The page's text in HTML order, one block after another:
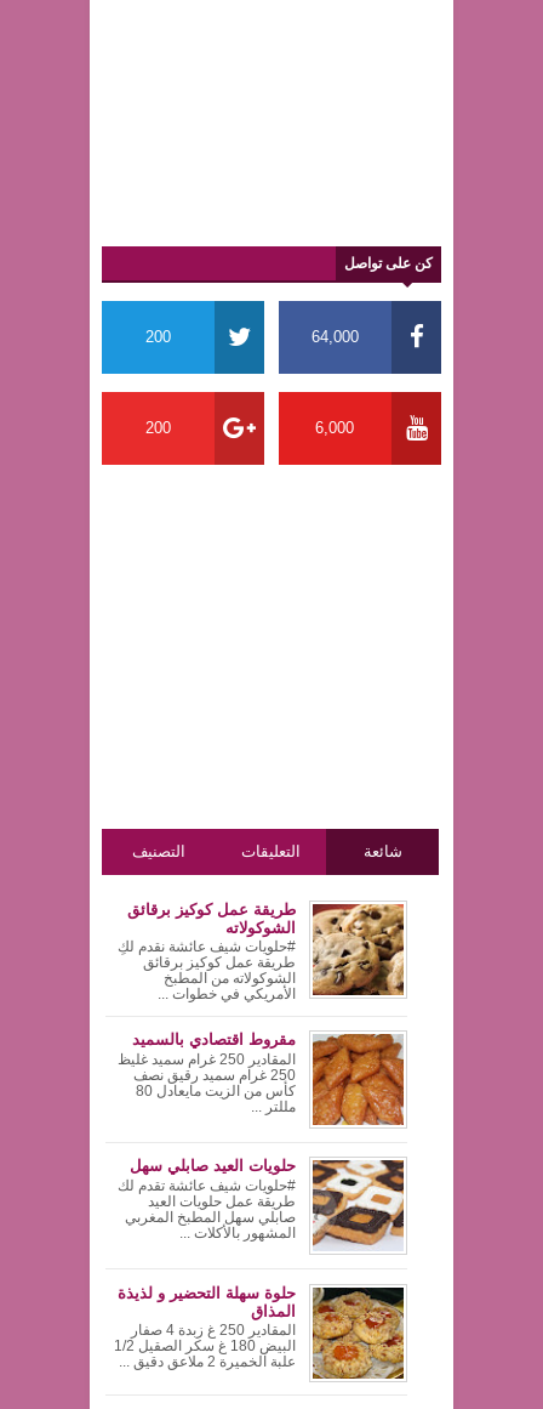
كن على تواصل
64,000
200
6,000
200
شائعة التعليقات التصنيف
طريقة عمل كوكيز برقائق
الشوكولاته
#حلويات شيف عائشة نقدم لكِ
طريقة عمل كوكيز برقائق
الشوكولاته من المطبخ
الأمريكي في خطوات ...
مقروط اقتصادي بالسميد
المقادير 250 غرام سميد غليظ
250 غرام سميد رقيق نصف
كأس من الزيت مايعادل 80
مللتر ...
حلويات العيد صابلي سهل
#حلويات شيف عائشة تقدم لك
طريقة عمل حلويات العيد
صابلي سهل المطبخ المغربي
المشهور بالأكلات ...
حلوة سهلة التحضير و لذيذة
المذاق
المقادير 250 غ زبدة 4 صفار
البيض 180 غ سكر الصقيل 1/2
علبة الخميرة 2 ملاعق دقيق ...